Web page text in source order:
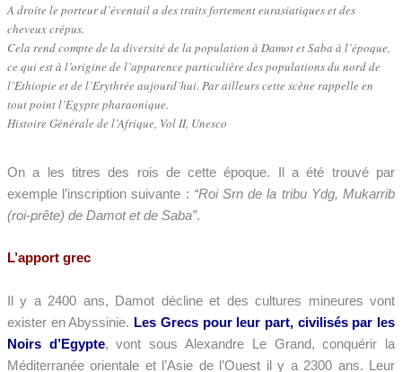
A droite le porteur d’éventail a des traits fortement eurasiatiques et des
cheveux crépus.
Cela rend compte de la diversité de la population à Damot et Saba à l’époque,
ce qui est à l’origine de l’apparence particulière des populations du nord de
l’Ethiopie et de l’Erythrée aujourd’hui. Par ailleurs cette scène rappelle en
tout point l’Egypte pharaonique.
Histoire Générale de l’Afrique, Vol II, Unesco
On a les titres des rois de cette époque. Il a été trouvé par
exemple l’inscription suivante : “Roi Srn de la tribu Ydg, Mukarrib
(roi-prête) de Damot et de Saba”.
L’apport grec
Il y a 2400 ans, Damot décline et des cultures mineures vont
exister en Abyssinie. Les Grecs pour leur part, civilisés par les
Noirs d’Egypte, vont sous Alexandre Le Grand, conquérir la
Méditerranée orientale et l’Asie de l’Ouest il y a 2300 ans. Leur